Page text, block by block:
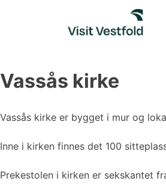
Vassås kirke
Vassås kirke er bygget i mur og
Inne i kirken finnes det 100
Prekestolen i kirken er sekskantet